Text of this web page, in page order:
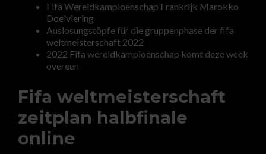
Fifa Wereldkampioenschap Frankrijk Marokko
Doelviering
Auslosungstöpfe für die gruppenphase der fifa
weltmeisterschaft 2022
2022 Fifa wereldkampioenschap komt deze week
overeen
Fifa weltmeisterschaft
zeitplan halbfinale
online